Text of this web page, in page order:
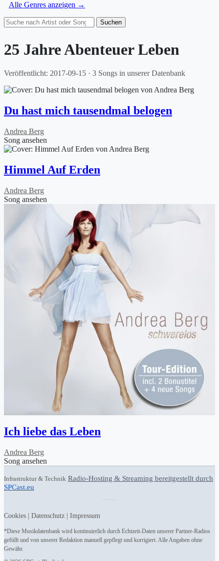
Alle Genres anzeigen →
Suchen
25 Jahre Abenteuer Leben
Veröffentlicht: 2017-09-15 · 3 Songs in unserer Datenbank
Du hast mich tausendmal belogen
Andrea Berg
Song ansehen
Himmel Auf Erden
Andrea Berg
Song ansehen
Ich liebe das Leben
Andrea Berg
Song ansehen
Infrastruktur & Technik Radio-Hosting & Streaming bereitgestellt durch
SPCast.eu
Cookies | Datenschutz | Impressum
*Diese Musikdatenbank wird kontinuierlich durch Echtzeit-Daten unserer Partner-Radios
gefüllt und von unserer Redaktion manuell gepflegt und korrigiert. Alle Angaben ohne
Gewähr.